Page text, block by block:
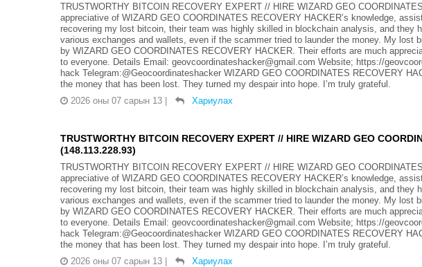
TRUSTWORTHY BITCOIN RECOVERY EXPERT // HIRE WIZARD GEO
appreciative of WIZARD GEO COORDINATES RECOVERY HACKER’s knowledge,
recovering my lost bitcoin, their team was highly skilled in blockchain analysis, and they
various exchanges and wallets, even if the scammer tried to launder the money. My lost
by WIZARD GEO COORDINATES RECOVERY HACKER. Their efforts are much
to everyone. Details Email: geovcoordinateshacker@gmail.com Website; https://
hack Telegram:@Geocoordinateshacker WIZARD GEO COORDINATES RECOVERY
the money that has been lost. They turned my despair into hope. I’m truly grateful.
2026 оны 07 сарын 13 | Хариулах
TRUSTWORTHY BITCOIN RECOVERY EXPERT // HIRE WIZARD GEO
(148.113.228.93)
TRUSTWORTHY BITCOIN RECOVERY EXPERT // HIRE WIZARD GEO
appreciative of WIZARD GEO COORDINATES RECOVERY HACKER’s knowledge,
recovering my lost bitcoin, their team was highly skilled in blockchain analysis, and they
various exchanges and wallets, even if the scammer tried to launder the money. My lost
by WIZARD GEO COORDINATES RECOVERY HACKER. Their efforts are much
to everyone. Details Email: geovcoordinateshacker@gmail.com Website; https://
hack Telegram:@Geocoordinateshacker WIZARD GEO COORDINATES RECOVERY
the money that has been lost. They turned my despair into hope. I’m truly grateful.
2026 оны 07 сарын 13 | Хариулах